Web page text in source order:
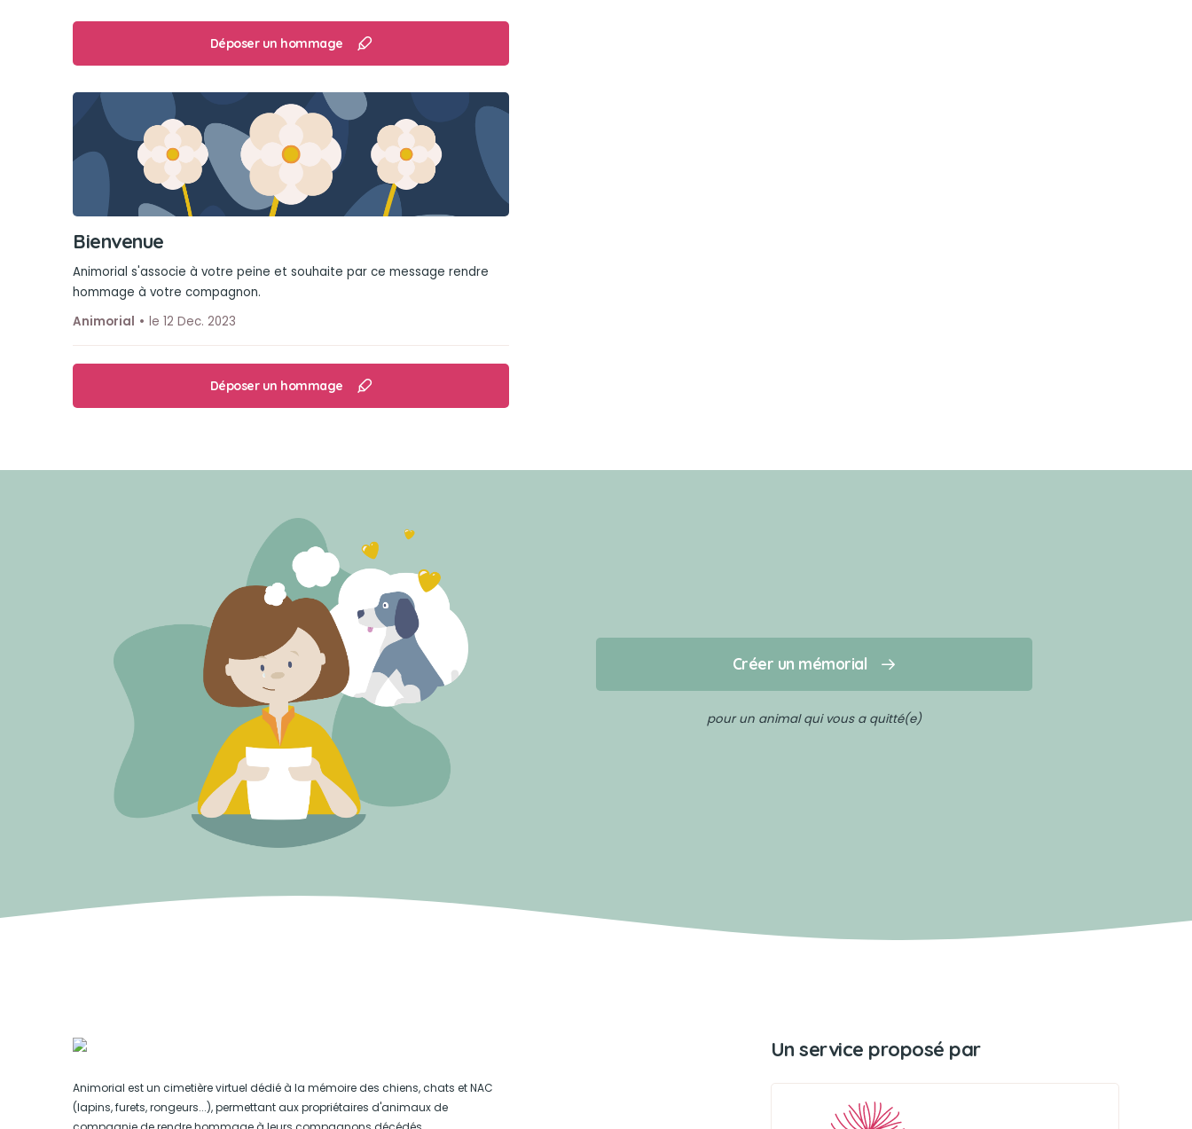
Déposer un hommage
Bienvenue
Animorial s'associe à votre peine et souhaite par ce message rendre
hommage à votre compagnon.
Animorial
le 12 Dec. 2023
Déposer un hommage
Créer un mémorial
pour un animal qui vous a quitté(e)
Animorial est un cimetière virtuel dédié à la mémoire des chiens, chats et NAC
(lapins, furets, rongeurs...), permettant aux propriétaires d'animaux de
Un service proposé par